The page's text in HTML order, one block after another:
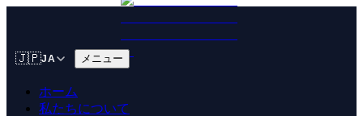
🇯🇵JA メニュー
ホーム
私たちについて